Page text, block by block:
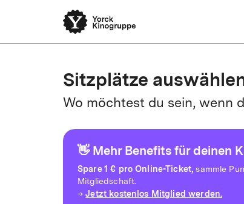
Sitzplätze
Wo möchtest du sein, wenn
👋 Mehr Benefits für deinen
Spare1 € pro Online-Ticket, sammle
Mitgliedschaft.
→Jetzt kostenlos Mitglied werden.